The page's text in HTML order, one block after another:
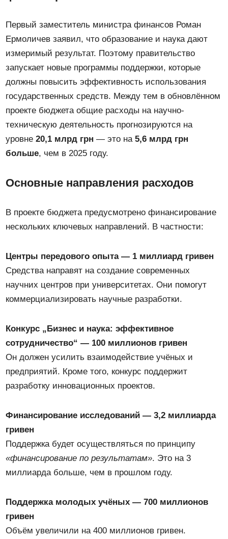
Первый заместитель министра финансов Роман
Ермоличев заявил, что образование и наука дают
измеримый результат. Поэтому правительство
запускает новые программы поддержки, которые
должны повысить эффективность использования
государственных средств. Между тем в обновлённом
проекте бюджета общие расходы на научно-
техническую деятельность прогнозируются на
уровне20,1 млрд грн — это на5,6 млрд грн
больше, чем в 2025 году.
Основные направления расходов
В проекте бюджета предусмотрено финансирование
нескольких ключевых направлений. В частности:
Центры передового опыта — 1 миллиард гривен
Средства направят на создание современных
научних центров при университетах. Они помогут
коммерциализировать научные разработки.
Конкурс „Бизнес и наука: эффективное
сотрудничество“ — 100 миллионов гривен
Он должен усилить взаимодействие учёных и
предприятий. Кроме того, конкурс поддержит
разработку инновационных проектов.
Финансирование исследований — 3,2 миллиарда
гривен
Поддержка будет осуществляться по принципу
«финансирование по результатам». Это на 3
миллиарда больше, чем в прошлом году.
Поддержка молодых учёных — 700 миллионов
гривен
Объём увеличили на 400 миллионов гривен.